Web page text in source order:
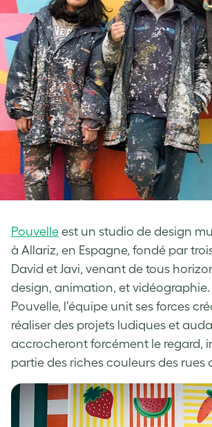
Pouvelle est un studio de design
à Allariz, en Espagne, fondé par
David et Javi, venant de tous
design, animation, et vidéographie.
Pouvelle, l’équipe unit ses forces
réaliser des projets ludiques et
accrocheront forcément le regard,
partie des riches couleurs des rues